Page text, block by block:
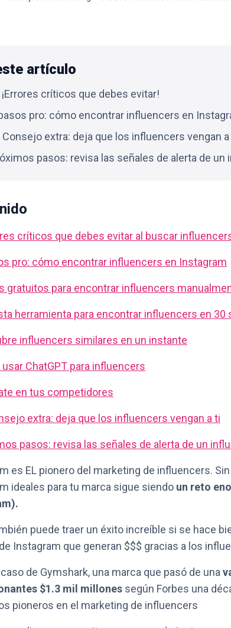
artículo
críticos que debes evitar!
pro: cómo encontrar influencers en
Consejo extra: deja que los influencers vengan a
pasos: revisa las señales de alerta de un
críticos que debes evitar al buscar
pro: cómo encontrar influencers en Instagram
gratuitos para encontrar influencers
herramienta para encontrar influencers en 30
influencers similares en un instante
usar ChatGPT para influencers
en tus competidores
extra: deja que los influencers vengan a ti
pasos: revisa las señales de alerta de un
es EL pionero del marketing de influencers.
ideales para tu marca sigue siendo un reto
puede traer un éxito increíble si se hace
Instagram que generan $$$ gracias a los
de Gymshark, una marca que pasó de una
$1.3 mil millones según Forbes una
pioneros en el marketing de influencers